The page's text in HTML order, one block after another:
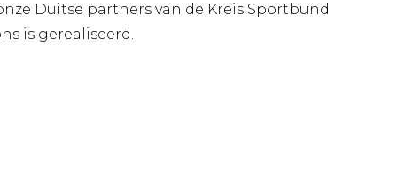
Duitse partners van de Kreis Sportbund
is gerealiseerd.